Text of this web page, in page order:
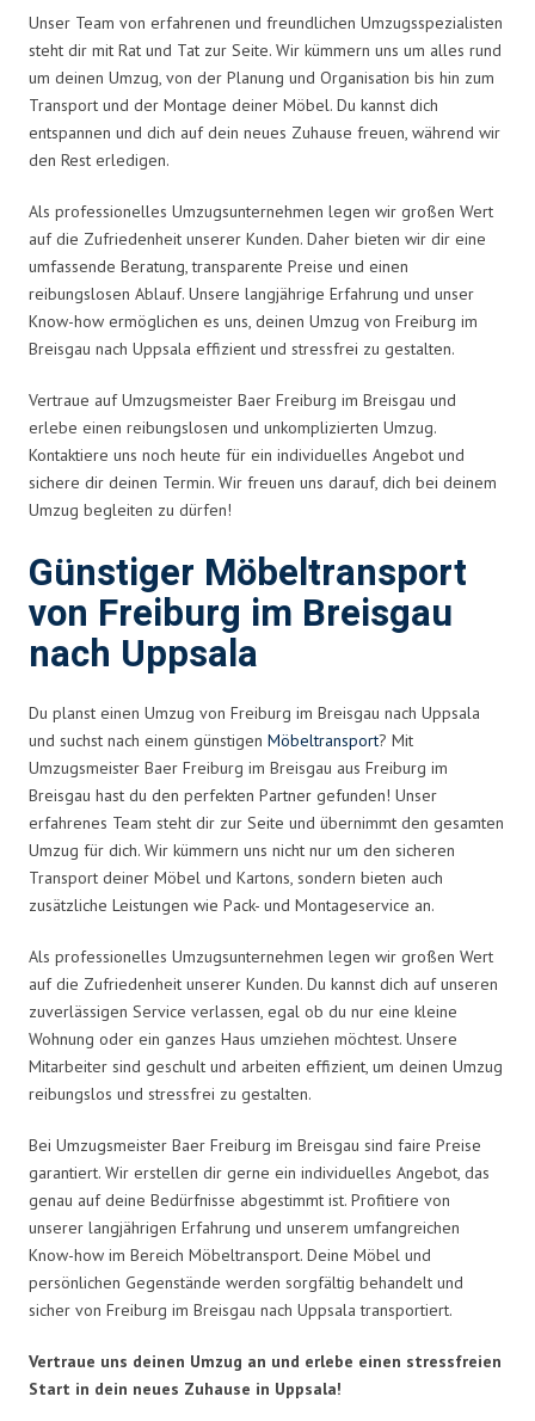
Unser Team von erfahrenen und freundlichen Umzugsspezialisten
steht dir mit Rat und Tat zur Seite. Wir kümmern uns um alles rund
um deinen Umzug, von der Planung und Organisation bis hin zum
Transport und der Montage deiner Möbel. Du kannst dich
entspannen und dich auf dein neues Zuhause freuen, während wir
den Rest erledigen.
Als professionelles Umzugsunternehmen legen wir großen Wert
auf die Zufriedenheit unserer Kunden. Daher bieten wir dir eine
umfassende Beratung, transparente Preise und einen
reibungslosen Ablauf. Unsere langjährige Erfahrung und unser
Know-how ermöglichen es uns, deinen Umzug von Freiburg im
Breisgau nach Uppsala effizient und stressfrei zu gestalten.
Vertraue auf Umzugsmeister Baer Freiburg im Breisgau und
erlebe einen reibungslosen und unkomplizierten Umzug.
Kontaktiere uns noch heute für ein individuelles Angebot und
sichere dir deinen Termin. Wir freuen uns darauf, dich bei deinem
Umzug begleiten zu dürfen!
Günstiger Möbeltransport
von Freiburg im Breisgau
nach Uppsala
Du planst einen Umzug von Freiburg im Breisgau nach Uppsala
und suchst nach einem günstigen Möbeltransport? Mit
Umzugsmeister Baer Freiburg im Breisgau aus Freiburg im
Breisgau hast du den perfekten Partner gefunden! Unser
erfahrenes Team steht dir zur Seite und übernimmt den gesamten
Umzug für dich. Wir kümmern uns nicht nur um den sicheren
Transport deiner Möbel und Kartons, sondern bieten auch
zusätzliche Leistungen wie Pack- und Montageservice an.
Als professionelles Umzugsunternehmen legen wir großen Wert
auf die Zufriedenheit unserer Kunden. Du kannst dich auf unseren
zuverlässigen Service verlassen, egal ob du nur eine kleine
Wohnung oder ein ganzes Haus umziehen möchtest. Unsere
Mitarbeiter sind geschult und arbeiten effizient, um deinen Umzug
reibungslos und stressfrei zu gestalten.
Bei Umzugsmeister Baer Freiburg im Breisgau sind faire Preise
garantiert. Wir erstellen dir gerne ein individuelles Angebot, das
genau auf deine Bedürfnisse abgestimmt ist. Profitiere von
unserer langjährigen Erfahrung und unserem umfangreichen
Know-how im Bereich Möbeltransport. Deine Möbel und
persönlichen Gegenstände werden sorgfältig behandelt und
sicher von Freiburg im Breisgau nach Uppsala transportiert.
Vertraue uns deinen Umzug an und erlebe einen stressfreien
Start in dein neues Zuhause in Uppsala!